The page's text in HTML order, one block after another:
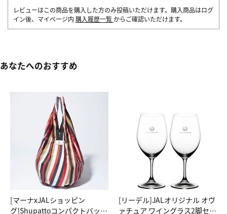
レビューはこの商品を購入した方のみ投稿いただけます。購入商品はログ
イン後、マイページ内 購入履歴一覧 からご確認いただけます。
あなたへのおすすめ
[マーナxJALショッピン
グ]Shupattoコンパクトバッグ
[リーデル]JALオリジナル オヴ
ァチュア ワイングラス2脚セッ